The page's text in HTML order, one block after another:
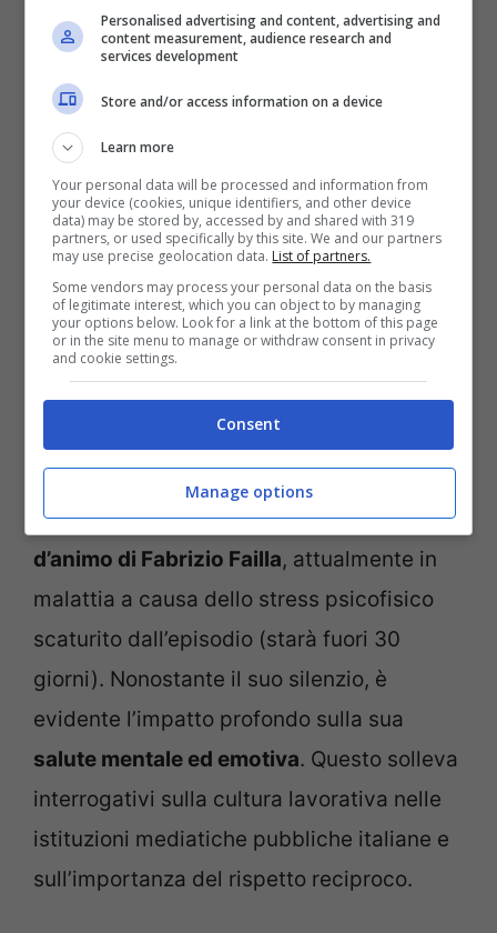
(inviato in diversi stadi del campionato
italiano di calcio), condannando l’accaduto
come un
Anche i colleghi e il direttore di RAI Sport,
Iacopo Volpi, hanno mostrato il loro
sostegno, definendo l’azione un“gesto
vile”e annunciando indagini per trovare i
responsabili. L’indignazione si è estesa
anche tra gli appassionati di sport, che
hanno espresso solidarietà al giornalista
sui social network.
Al centro di questa vicenda c’è lostato
d’animo di Fabrizio Failla, attualmente in
malattia a causa dello stress psicofisico
scaturito dall’episodio (starà fuori 30
giorni). Nonostante il suo silenzio, è
evidente l’impatto profondo sulla sua
salute mentale ed emotiva. Questo solleva
interrogativi sulla cultura lavorativa nelle
istituzioni mediatiche pubbliche italiane e
sull’importanza del rispetto reciproco.
Personalised advertising and content, advertising and
content measurement, audience research and
services development
Store and/or access information on a device
Learn more
Your personal data will be processed and information from
your device (cookies, unique identifiers, and other device
data) may be stored by, accessed by and shared with 319
partners, or used specifically by this site. We and our partners
may use precise geolocation data. List of partners.
Some vendors may process your personal data on the basis
of legitimate interest, which you can object to by managing
your options below. Look for a link at the bottom of this page
or in the site menu to manage or withdraw consent in privacy
and cookie settings.
Consent
Manage options